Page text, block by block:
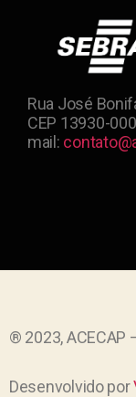
Rua José
CEP 13930-
mail:
® 2023,
Desenvolvido por